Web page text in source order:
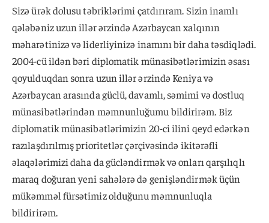
Sizə ürək dolusu təbriklərimi çatdırıram. Sizin inamlı
qələbəniz uzun illər ərzində Azərbaycan xalqının
məharətinizə və liderliyinizə inamını bir daha təsdiqlədi.
2004-cü ildən bəri diplomatik münasibətlərimizin əsası
qoyulduqdan sonra uzun illər ərzində Keniya və
Azərbaycan arasında güclü, davamlı, səmimi və dostluq
münasibətlərindən məmnunluğumu bildirirəm. Biz
diplomatik münasibətlərimizin 20-ci ilini qeyd edərkən
razılaşdırılmış prioritetlər çərçivəsində ikitərəfli
əlaqələrimizi daha da gücləndirmək və onları qarşılıqlı
maraq doğuran yeni sahələrə də genişləndirmək üçün
mükəmməl fürsətimiz olduğunu məmnunluqla
bildirirəm.